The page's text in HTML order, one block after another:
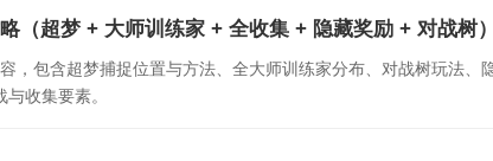
（超梦 + 大师训练家 + 全收集 + 隐藏奖励 + 对战树）
，包含超梦捕捉位置与方法、全大师训练家分布、对战树玩法、
收集要素。